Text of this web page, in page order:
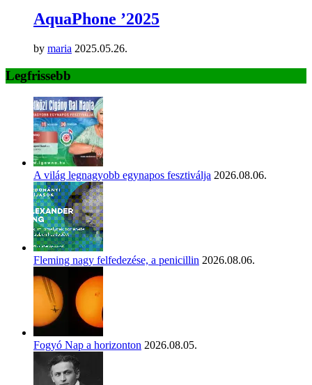
AquaPhone ’2025
by maria 2025.05.26.
Legfrissebb
A világ legnagyobb egynapos fesztiválja 2026.08.06.
Fleming nagy felfedezése, a penicillin 2026.08.06.
Fogyó Nap a horizonton 2026.08.05.